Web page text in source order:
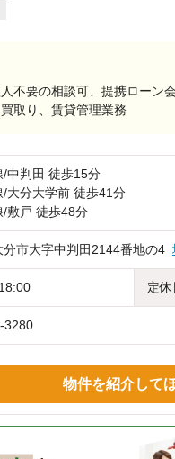
不要の相談可、提携ローン
取り、賃貸管理業務
/中判田 徒歩15分
/大分大学前 徒歩41分
/敷戸 徒歩48分
分市大字中判田2144番地の4
定休
3280
物件を紹介して